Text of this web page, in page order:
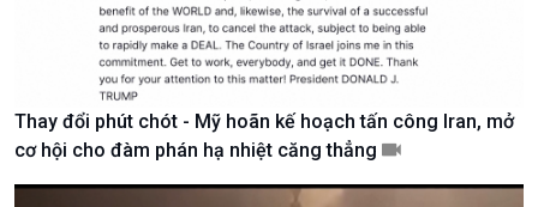
Thay đổi phút chót - Mỹ hoãn kế hoạch tấn công Iran, mở
cơ hội cho đàm phán hạ nhiệt căng thẳng